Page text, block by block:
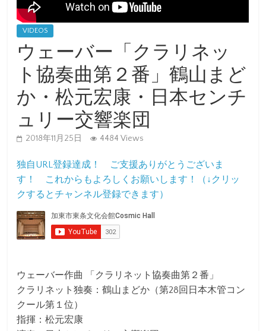
VIDEOS
ウェーバー「クラリネッ
ト協奏曲第２番」鶴山まど
か・松元宏康・日本センチ
ュリー交響楽団
2018年11月25日 4484 Views
独自URL登録達成！ ご支援ありがとうございま
す！ これからもよろしくお願いします！（↓クリッ
クするとチャンネル登録できます）
ウェーバー作曲 「クラリネット協奏曲第２番」
クラリネット独奏：鶴山まどか（第28回日本木管コン
クール第１位）
指揮：松元宏康